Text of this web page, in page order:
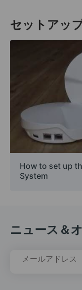
セットアッ
How to set up
System
ニュース＆
メールアドレス